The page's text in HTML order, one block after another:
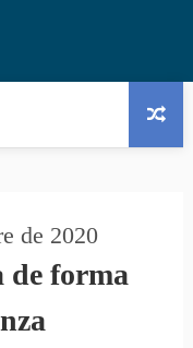
de 2020
de forma